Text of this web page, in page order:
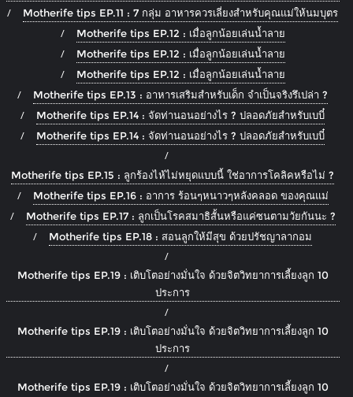
Motherife tips EP.11 : 7 กลุ่ม อาหารควรเลี่ยงสำหรับคุณแม่ให้นมบุตร
Motherife tips EP.12 : เมื่อลูกน้อยเล่นน้ำลาย
Motherife tips EP.12 : เมื่อลูกน้อยเล่นน้ำลาย
Motherife tips EP.12 : เมื่อลูกน้อยเล่นน้ำลาย
Motherife tips EP.13 : อาหารเสริมสำหรับเด็ก จำเป็นจริงรึเปล่า ?
Motherife tips EP.14 : จัดท่านอนอย่างไร ? ปลอดภัยสำหรับเบบี๋
Motherife tips EP.14 : จัดท่านอนอย่างไร ? ปลอดภัยสำหรับเบบี๋
Motherife tips EP.15 : ลูกร้องไห้ไม่หยุดแบบนี้ ใช่อาการโคลิคหรือไม่ ?
Motherife tips EP.16 : อาการ ร้อนๆหนาวๆหลังคลอด ของคุณแม่
Motherife tips EP.17 : ลูกเป็นโรคสมาธิสั้นหรือแค่ซนตามวัยกันนะ ?
Motherife tips EP.18 : สอนลูกให้มีสุข ด้วยปรัชญาลากอม
Motherife tips EP.19 : เติบโตอย่างมั่นใจ ด้วยจิตวิทยาการเลี้ยงลูก 10
ประการ
Motherife tips EP.19 : เติบโตอย่างมั่นใจ ด้วยจิตวิทยาการเลี้ยงลูก 10
ประการ
Motherife tips EP.19 : เติบโตอย่างมั่นใจ ด้วยจิตวิทยาการเลี้ยงลูก 10